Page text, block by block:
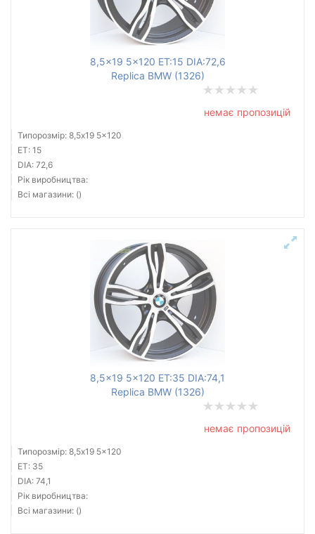
8,5x19 5x120 ET:15 DIA:72,6
Replica BMW (1326)
немає пропозицій
Типорозмір: 8,5x19 5x120
ET: 15
DIA: 72,6
Рік виробництва:
Всі магазини: ()
8,5x19 5x120 ET:35 DIA:74,1
Replica BMW (1326)
немає пропозицій
Типорозмір: 8,5x19 5x120
ET: 35
DIA: 74,1
Рік виробництва:
Всі магазини: ()